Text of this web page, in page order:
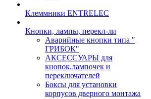
Клеммники ENTRELEC
Кнопки, лампы, перекл-ли
Аварийные кнопки типа "
ГРИБОК"
АКСЕССУАРЫ для
кнопок,лампочек и
переключателей
Боксы для установки
корпусов дверного монтажа